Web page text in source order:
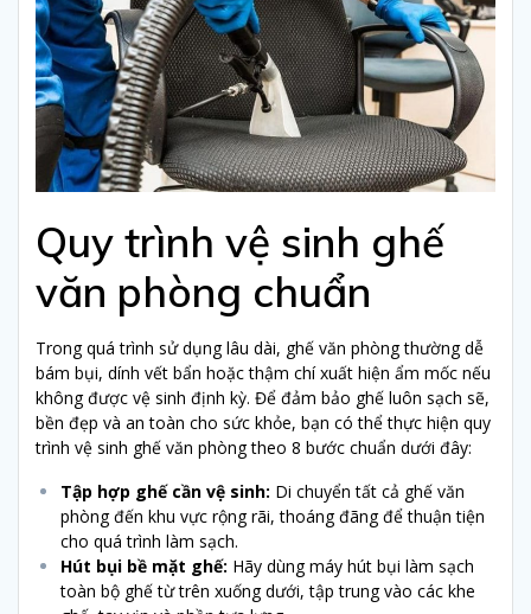
Quy trình vệ sinh ghế
văn phòng chuẩn
Trong quá trình sử dụng lâu dài, ghế văn phòng thường dễ
bám bụi, dính vết bẩn hoặc thậm chí xuất hiện ẩm mốc nếu
không được vệ sinh định kỳ. Để đảm bảo ghế luôn sạch sẽ,
bền đẹp và an toàn cho sức khỏe, bạn có thể thực hiện quy
trình vệ sinh ghế văn phòng theo 8 bước chuẩn dưới đây:
Tập hợp ghế cần vệ sinh: Di chuyển tất cả ghế văn
phòng đến khu vực rộng rãi, thoáng đãng để thuận tiện
cho quá trình làm sạch.
Hút bụi bề mặt ghế: Hãy dùng máy hút bụi làm sạch
toàn bộ ghế từ trên xuống dưới, tập trung vào các khe